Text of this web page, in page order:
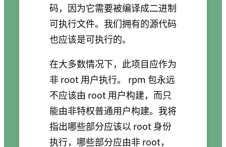
码，因为它需要被编译成二进制
可执行文件。我们拥有的源代码
也应该是可执行的。
在大多数情况下，此项目应作为
非 root 用户执行。 rpm 包永远
不应该由 root 用户构建，而只
能由非特权普通用户构建。我将
指出哪些部分应该以 root 身份
执行，哪些部分应由非 root，